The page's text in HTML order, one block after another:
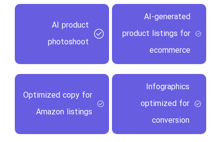
AI-generated
product listings for
ecommerce
AI product
photoshoot
Infographics
optimized for
conversion
Optimized copy for
Amazon listings